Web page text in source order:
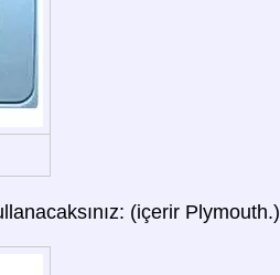
(içerir Plymouth.)